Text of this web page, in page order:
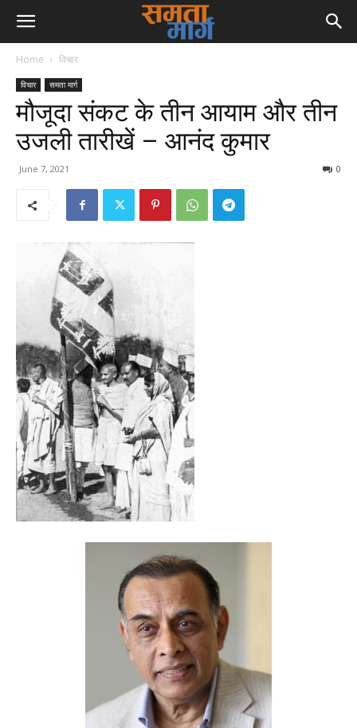
Home विचार
विचार समता मार्ग
मौजूदा संकट के तीन आयाम और तीन
उजली तारीखें – आनंद कुमार
June 7, 2021 0